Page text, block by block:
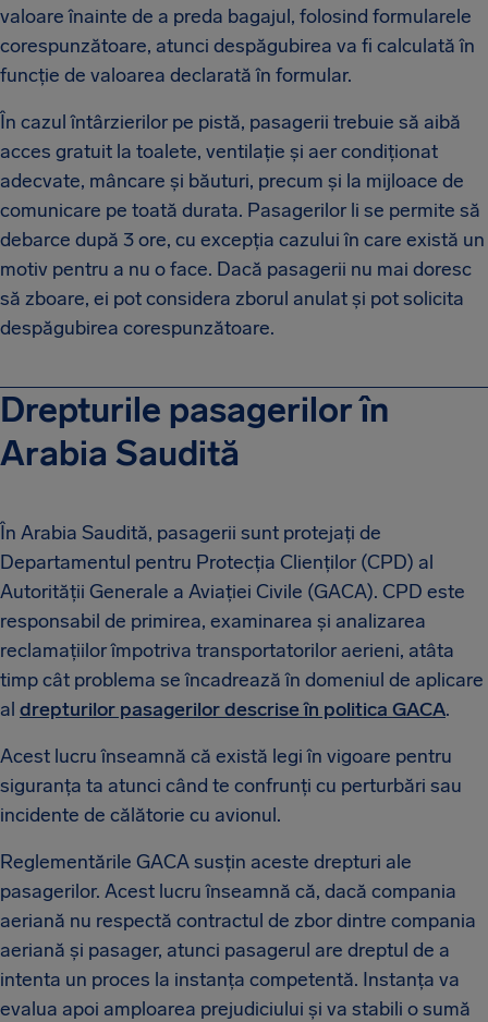
valoare înainte de a preda bagajul, folosind formularele
corespunzătoare, atunci despăgubirea va fi calculată în
funcție de valoarea declarată în formular.
În cazul întârzierilor pe pistă, pasagerii trebuie să aibă
acces gratuit la toalete, ventilație și aer condiționat
adecvate, mâncare și băuturi, precum și la mijloace de
comunicare pe toată durata. Pasagerilor li se permite să
debarce după 3 ore, cu excepția cazului în care există un
motiv pentru a nu o face. Dacă pasagerii nu mai doresc
să zboare, ei pot considera zborul anulat și pot solicita
despăgubirea corespunzătoare.
Drepturile pasagerilor în
Arabia Saudită
În Arabia Saudită, pasagerii sunt protejați de
Departamentul pentru Protecția Clienților (CPD) al
Autorității Generale a Aviației Civile (GACA). CPD este
responsabil de primirea, examinarea și analizarea
reclamațiilor împotriva transportatorilor aerieni, atâta
timp cât problema se încadrează în domeniul de aplicare
al drepturilor pasagerilor descrise în politica GACA.
Acest lucru înseamnă că există legi în vigoare pentru
siguranța ta atunci când te confrunți cu perturbări sau
incidente de călătorie cu avionul.
Reglementările GACA susțin aceste drepturi ale
pasagerilor. Acest lucru înseamnă că, dacă compania
aeriană nu respectă contractul de zbor dintre compania
aeriană și pasager, atunci pasagerul are dreptul de a
intenta un proces la instanța competentă. Instanța va
evalua apoi amploarea prejudiciului și va stabili o sumă